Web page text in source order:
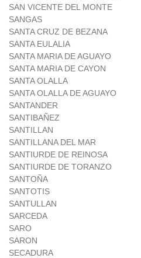
SAN VICENTE DEL MONTE
SANGAS
SANTA CRUZ DE BEZANA
SANTA EULALIA
SANTA MARIA DE AGUAYO
SANTA MARIA DE CAYON
SANTA OLALLA
SANTA OLALLA DE AGUAYO
SANTANDER
SANTIBAÑEZ
SANTILLAN
SANTILLANA DEL MAR
SANTIURDE DE REINOSA
SANTIURDE DE TORANZO
SANTOÑA
SANTOTIS
SANTULLAN
SARCEDA
SARO
SARON
SECADURA